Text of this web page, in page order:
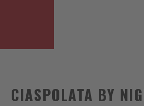
CIASPOLATA BY